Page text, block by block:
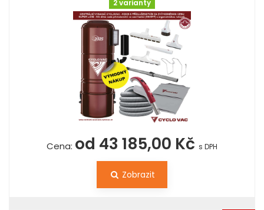
2 varianty
Cena: od 43 185,00 Kč s DPH
Zobrazit